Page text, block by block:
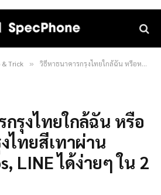
& Trick » วิธีหาธนาคารกรุงไทยใกล้ฉัน หรือหาตู้ ATM กรุงไทยสีเทาผ่าน Google Maps, LINE ได้ง่ายๆ ใน 2 นาที
รุงไทยใกล้ฉัน หรือ
ไทยสีเทาผ่าน
LINE ได้ง่ายๆ ใน 2